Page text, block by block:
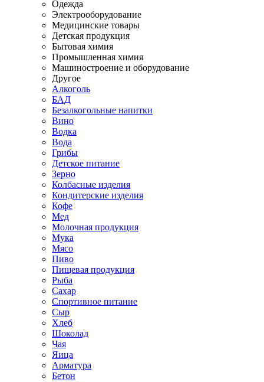
Одежда
Электрооборудование
Медицинские товары
Детская продукция
Бытовая химия
Промышленная химия
Машиностроение и оборудование
Другое
Алкоголь
БАД
Безалкогольные напитки
Вино
Водка
Вода
Грибы
Детское питание
Зерно
Колбасные изделия
Кондитерские изделия
Кофе
Мед
Молочная продукция
Мука
Мясо
Пиво
Пищевая продукция
Рыба
Сахар
Спортивное питание
Сыр
Хлеб
Шоколад
Чая
Яица
Арматура
Бетон